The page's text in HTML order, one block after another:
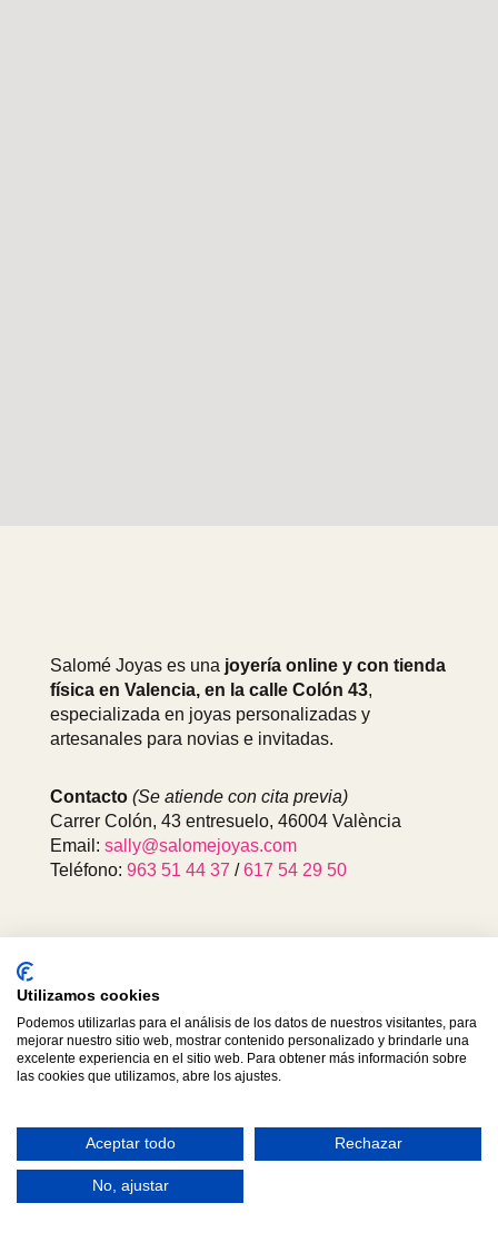
Salomé Joyas es una joyería online y con tienda
física en Valencia, en la calle Colón 43,
especializada en joyas personalizadas y
artesanales para novias e invitadas.
Contacto (Se atiende con cita previa)
Carrer Colón, 43 entresuelo, 46004 València
Email: sally@salomejoyas.com
Teléfono: 963 51 44 37 /617 54 29 50
© 2024 SALOMÉ & JOYAS. All rights reserved.
Utilizamos cookies
Podemos utilizarlas para el análisis de los datos de nuestros visitantes, para
mejorar nuestro sitio web, mostrar contenido personalizado y brindarle una
excelente experiencia en el sitio web. Para obtener más información sobre
las cookies que utilizamos, abre los ajustes.
Aceptar todo Rechazar
No, ajustar